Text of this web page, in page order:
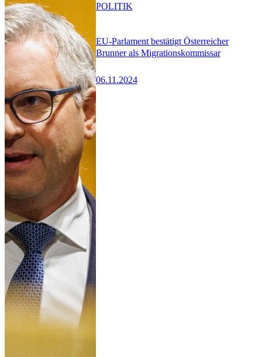
EU-Parlament bestätigt Österreicher
Brunner als Migrationskommissar
06.11.2024
POLITIK